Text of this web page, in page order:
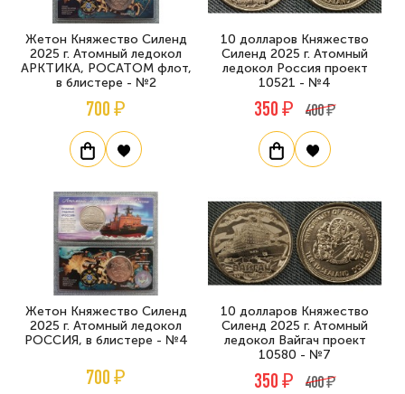
Жетон Княжество Силенд
2025 г. Атомный ледокол
АРКТИКА, РОСАТОМ флот,
в блистере - №2
700 ₽
10 долларов Княжество
Силенд 2025 г. Атомный
ледокол Россия проект
10521 - №4
350 ₽ 400 ₽
Жетон Княжество Силенд
2025 г. Атомный ледокол
РОССИЯ, в блистере - №4
700 ₽
10 долларов Княжество
Силенд 2025 г. Атомный
ледокол Вайгач проект
10580 - №7
350 ₽ 400 ₽